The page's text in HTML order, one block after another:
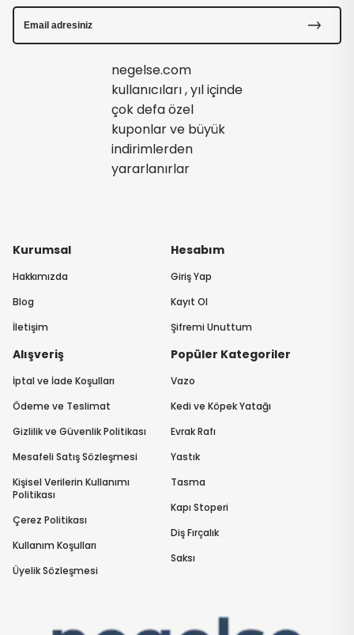
Kurumsal
Hakkımızda
Blog
İletişim
Hesabım
Giriş Yap
Kayıt Ol
Şifremi Unuttum
Alışveriş
İptal ve İade Koşulları
Ödeme ve Teslimat
Gizlilik ve Güvenlik Politikası
Mesafeli Satış Sözleşmesi
Kişisel Verilerin Kullanımı
Politikası
Çerez Politikası
Kullanım Koşulları
Üyelik Sözleşmesi
Popüler Kategoriler
Vazo
Kedi ve Köpek Yatağı
Evrak Rafı
Yastık
Tasma
Kapı Stoperi
Diş Fırçalık
Saksı
negelse.com
kullanıcıları , yıl içinde
çok defa özel
kuponlar ve büyük
indirimlerden
yararlanırlar